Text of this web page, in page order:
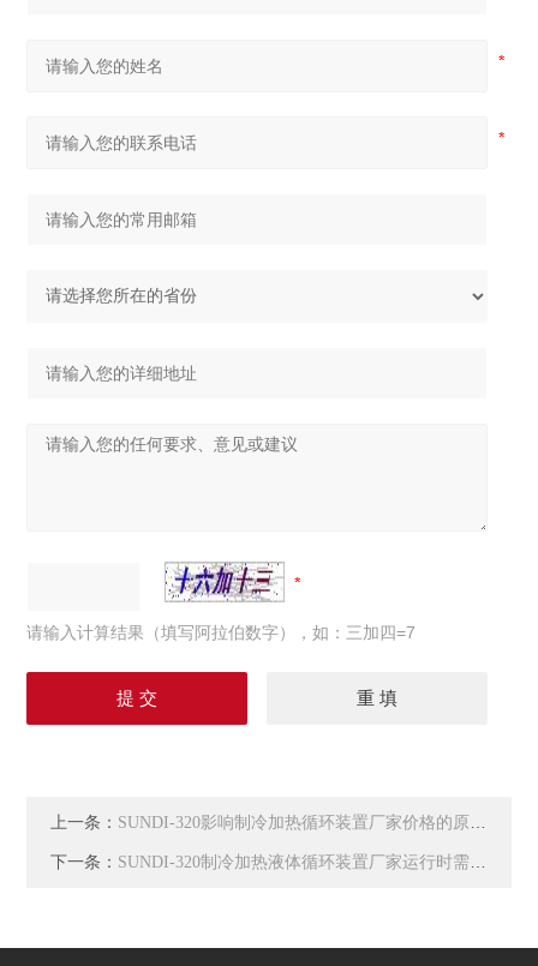
请输入计算结果（填写阿拉伯数字），如：三加四=7
上一条： SUNDI-320影响制冷加热循环装置厂家价格的原因是什么
下一条： SUNDI-320制冷加热液体循环装置厂家运行时需要注意的